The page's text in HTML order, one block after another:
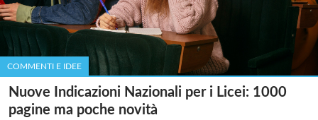
COMMENTI E IDEE
Nuove Indicazioni Nazionali per i Licei: 1000
pagine ma poche novità